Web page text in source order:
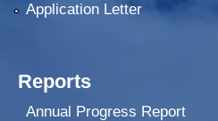
Application Letter
Reports
Annual Progress Report